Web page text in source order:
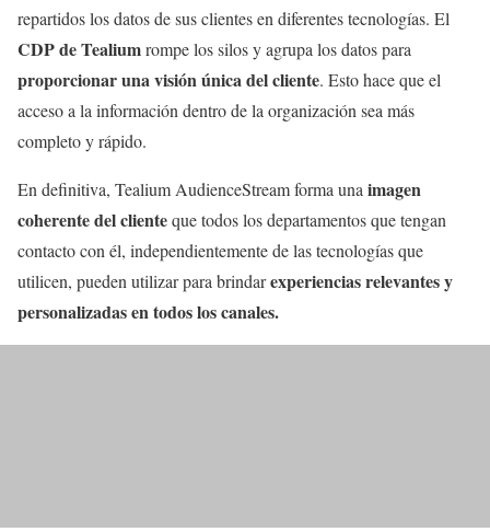
repartidos los datos de sus clientes en diferentes tecnologías. El
CDP de Tealiumrompe los silos y agrupa los datos para
proporcionar una visión única del cliente. Esto hace que el
acceso a la información dentro de la organización sea más
completo y rápido.
En definitiva, Tealium AudienceStream forma una imagen
coherente del clienteque todos los departamentos que tengan
contacto con él, independientemente de las tecnologías que
utilicen, pueden utilizar para brindarexperiencias relevantes y
personalizadas en todos los canales.